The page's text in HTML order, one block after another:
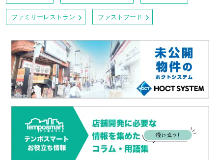
ファミリーレストラン ファストフード